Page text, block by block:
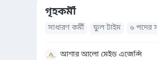
গৃহকর্মী
সাধারণ কর্মী ফুল টাইম ৬ পদের
আশার আলো মেইড এজেন্সি